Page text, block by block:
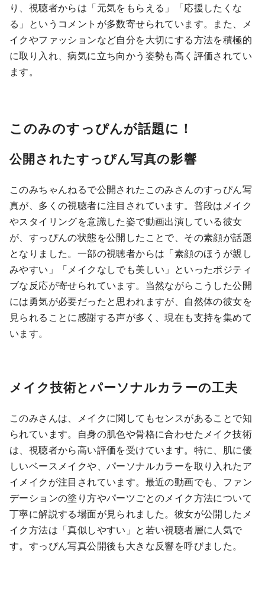
り、視聴者からは「元気をもらえる」「応援したくな
る」というコメントが多数寄せられています。また、メ
イクやファッションなど自分を大切にする方法を積極的
に取り入れ、病気に立ち向かう姿勢も高く評価されてい
ます。
このみのすっぴんが話題に！
公開されたすっぴん写真の影響
このみちゃんねるで公開されたこのみさんのすっぴん写
真が、多くの視聴者に注目されています。普段はメイク
やスタイリングを意識した姿で動画出演している彼女
が、すっぴんの状態を公開したことで、その素顔が話題
となりました。一部の視聴者からは「素顔のほうが親し
みやすい」「メイクなしでも美しい」といったポジティ
ブな反応が寄せられています。当然ながらこうした公開
には勇気が必要だったと思われますが、自然体の彼女を
見られることに感謝する声が多く、現在も支持を集めて
います。
メイク技術とパーソナルカラーの工夫
このみさんは、メイクに関してもセンスがあることで知
られています。自身の肌色や骨格に合わせたメイク技術
は、視聴者から高い評価を受けています。特に、肌に優
しいベースメイクや、パーソナルカラーを取り入れたア
イメイクが注目されています。最近の動画でも、ファン
デーションの塗り方やパーツごとのメイク方法について
丁寧に解説する場面が見られました。彼女が公開したメ
イク方法は「真似しやすい」と若い視聴者層に人気で
す。すっぴん写真公開後も大きな反響を呼びました。